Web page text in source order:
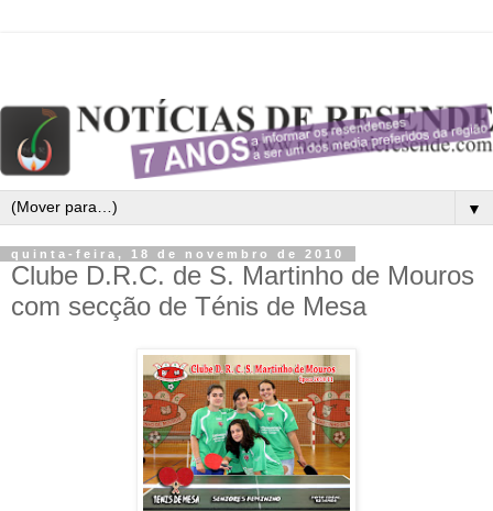
▼
quinta-feira, 18 de novembro de 2010
Clube D.R.C. de S. Martinho de Mouros
com secção de Ténis de Mesa